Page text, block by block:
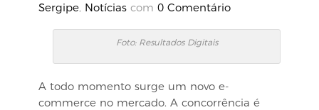
Sergipe, Notícias com 0 Comentário
Foto: Resultados Digitais
A todo momento surge um novo e-
commerce no mercado. A concorrência é